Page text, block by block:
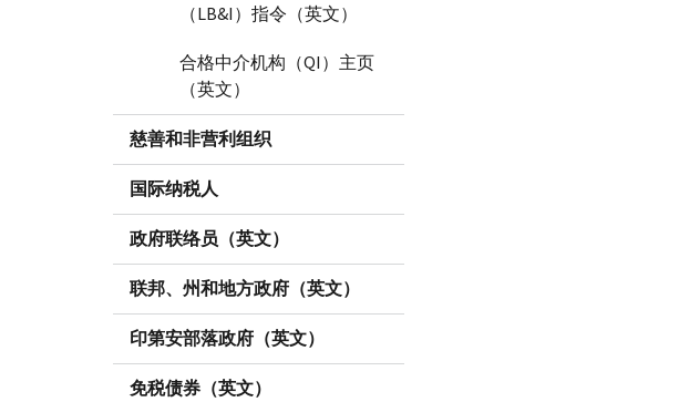
（LB&I）指令（英文）
合格中介机构（QI）主页
（英文）
慈善和非营利组织
国际纳税人
政府联络员（英文）
联邦、州和地方政府（英文）
印第安部落政府（英文）
免税债券（英文）